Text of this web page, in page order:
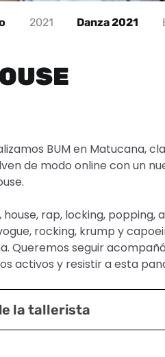
2021 Danza 2021
BUM en Matucana,
de modo online con un
house, rap, locking, popping,
rocking, krump y
Queremos seguir
activos y resistir a esta
la tallerista